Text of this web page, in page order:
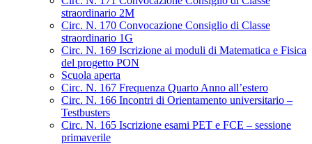
straordinario 2M
Circ. N. 170 Convocazione Consiglio di Classe
straordinario 1G
Circ. N. 169 Iscrizione ai moduli di Matematica e Fisica
del progetto PON
Scuola aperta
Circ. N. 167 Frequenza Quarto Anno all’estero
Circ. N. 166 Incontri di Orientamento universitario –
Testbusters
Circ. N. 165 Iscrizione esami PET e FCE – sessione
primaverile